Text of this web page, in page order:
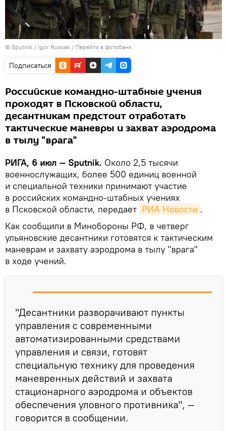
© Sputnik / Igor Russak / Перейти в фотобанк
Подписаться
Российские командно-штабные учения
проходят в Псковской области,
десантникам предстоит отработать
тактические маневры и захват аэродрома
в тылу "врага"
РИГА, 6 июл — Sputnik. Около 2,5 тысячи
военнослужащих, более 500 единиц военной
и специальной техники принимают участие
в российских командно-штабных учениях
в Псковской области, передает РИА Новости .
Как сообщили в Минобороны РФ, в четверг
ульяновские десантники готовятся к тактическим
маневрам и захвату аэродрома в тылу "врага"
в ходе учений.
"Десантники разворачивают пункты
управления с современными
автоматизированными средствами
управления и связи, готовят
специальную технику для проведения
маневренных действий и захвата
стационарного аэродрома и объектов
обеспечения уловного противника", —
говорится в сообщении.